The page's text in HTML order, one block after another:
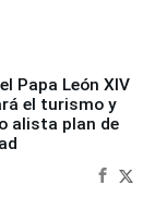
Papa León XIV
el turismo y
alista plan de